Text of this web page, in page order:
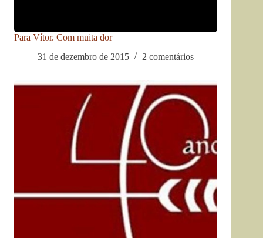
Para Vítor. Com muita dor
31 de dezembro de 2015
2 comentários